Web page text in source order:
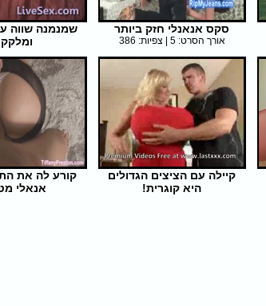
סקס אנאנלי חזק ביותר
אורך הסרט: 5 | צפיות: 386
שמנמנה שווה
קיילה עם הציצים הגדולים
היא קוגרית!
קורע לה את
אנאלי